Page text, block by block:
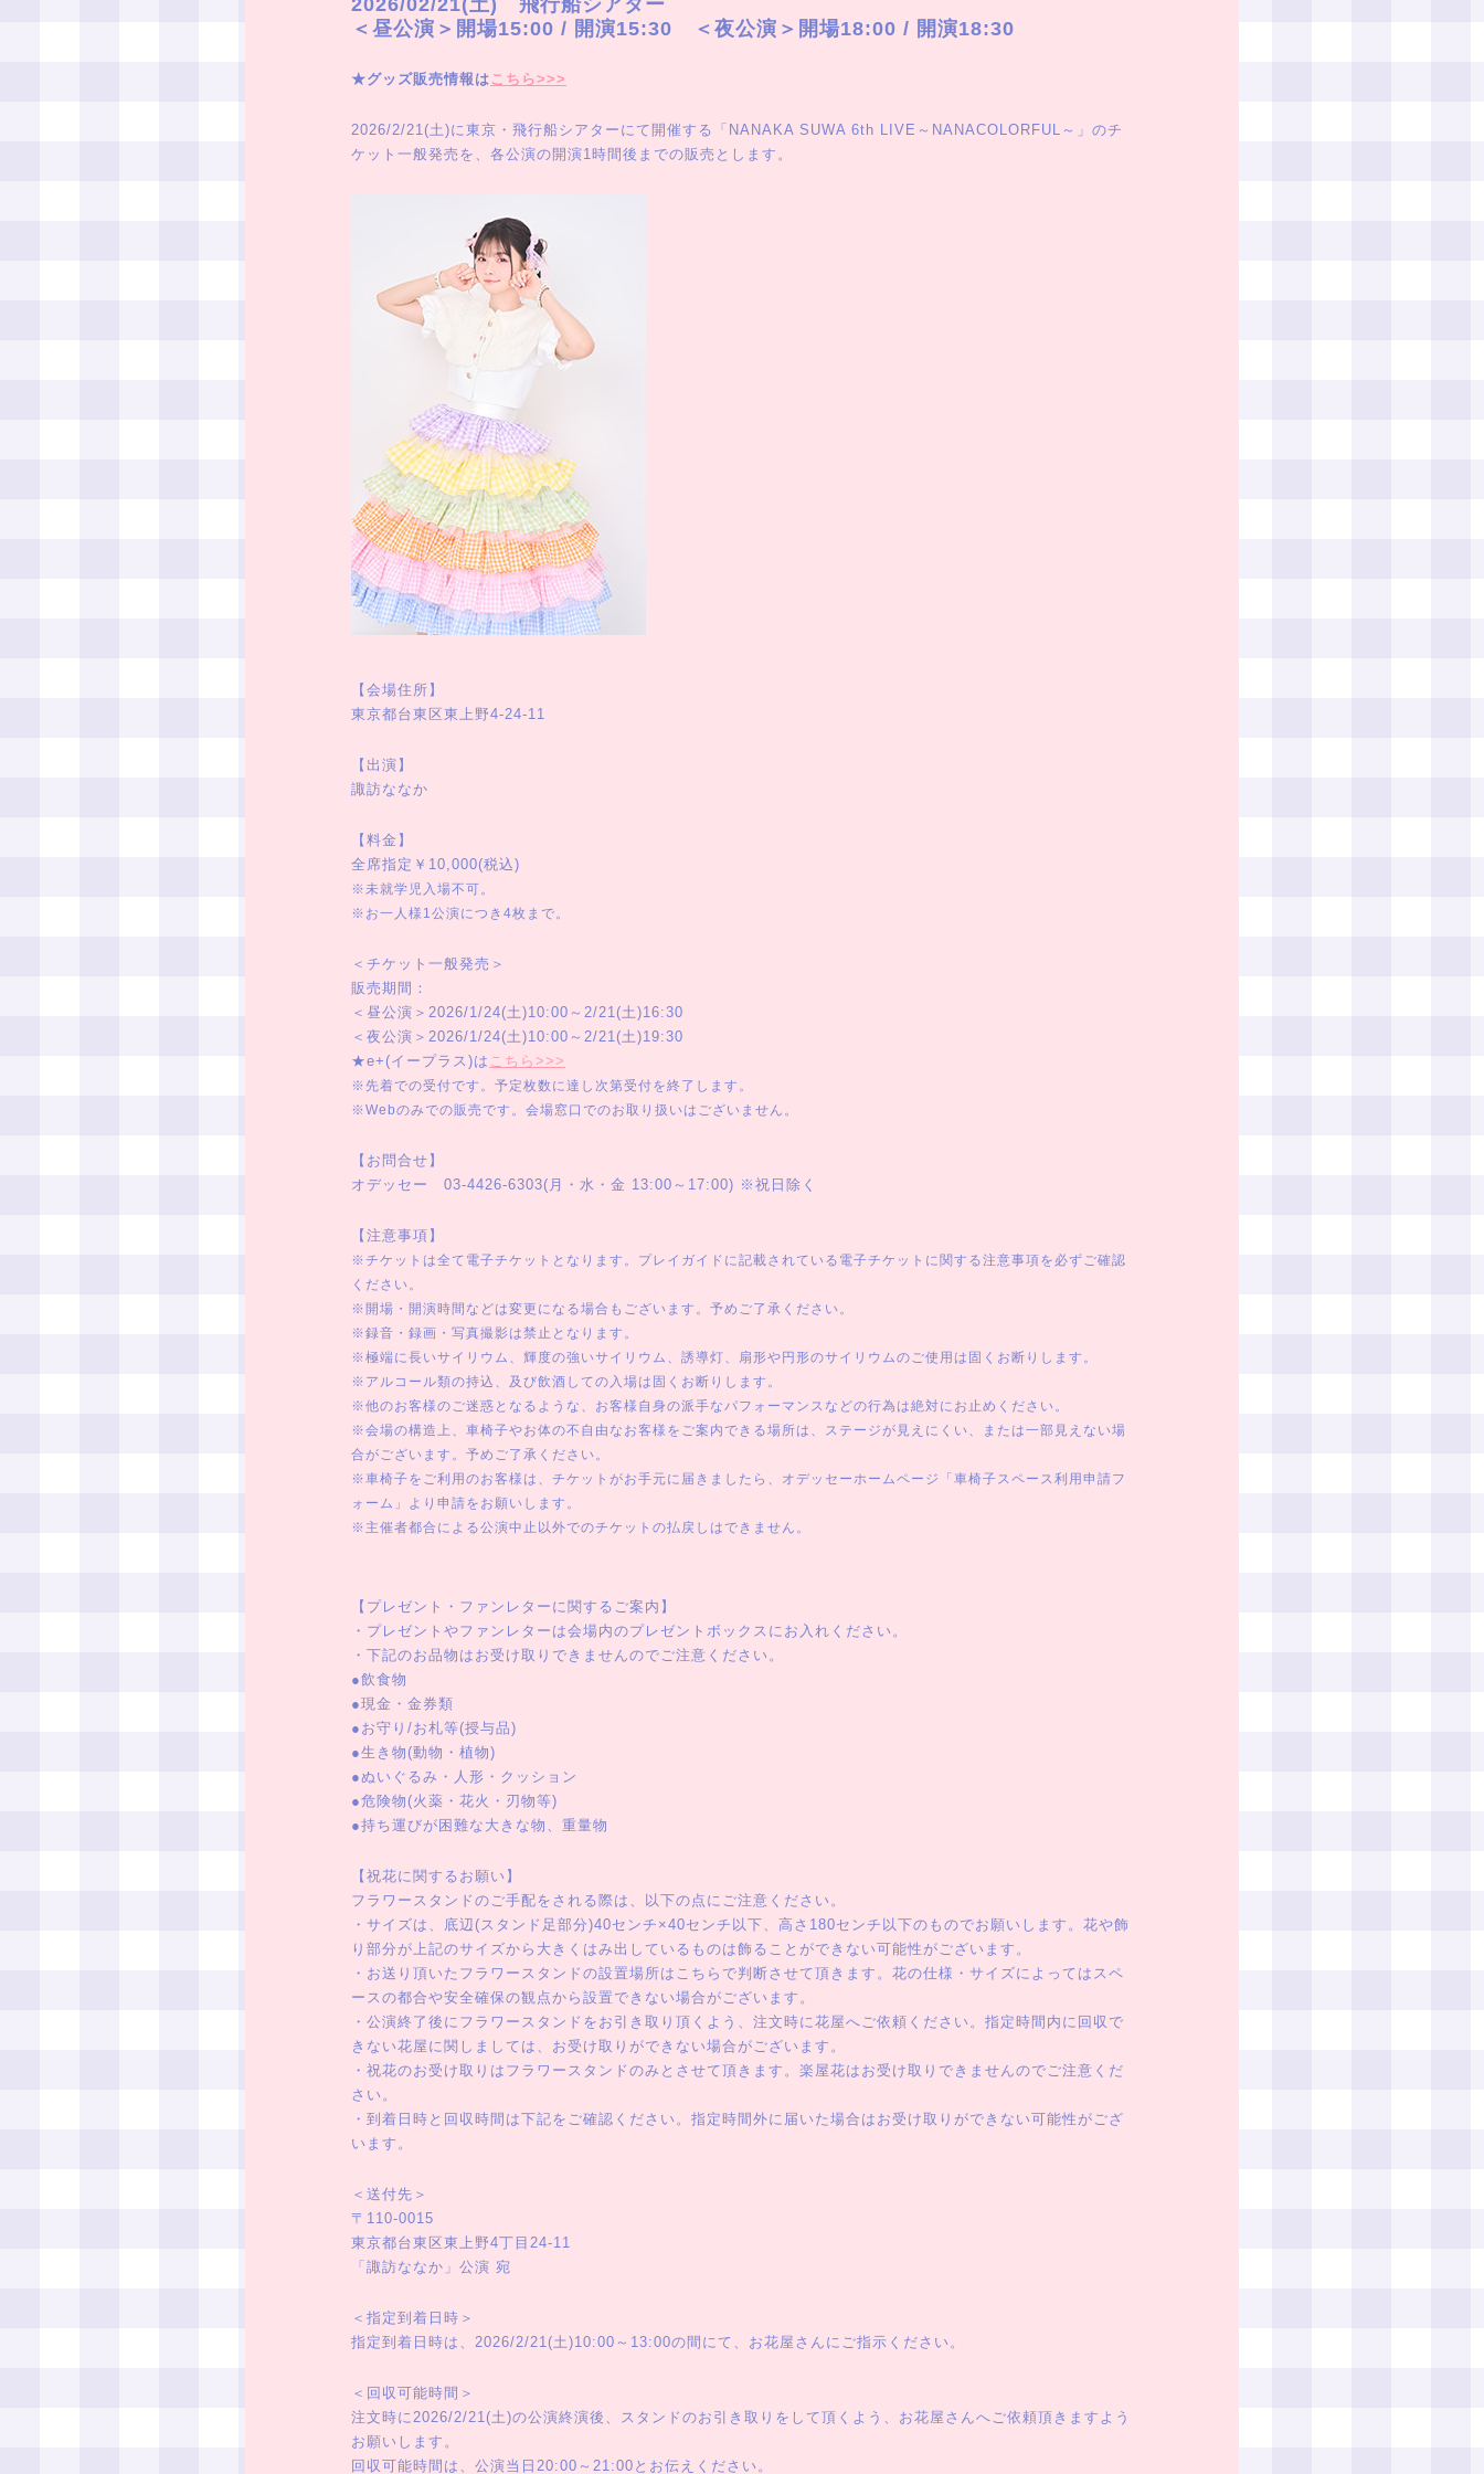
2026/02/21(土) 飛行船シアター
＜昼公演＞開場15:00 / 開演15:30 ＜夜公演＞開場18:00 / 開演18:30
★グッズ販売情報は こちら>>>
2026/2/21(土)に東京・飛行船シアターにて開催する「NANAKA SUWA 6th LIVE～NANACOLORFUL～」のチ
ケット一般発売を、各公演の開演1時間後までの販売とします。
【会場住所】
東京都台東区東上野4-24-11
【出演】
諏訪ななか
【料金】
全席指定￥10,000(税込)
※未就学児入場不可。
※お一人様1公演につき4枚まで。
＜チケット一般発売＞
販売期間：
＜昼公演＞2026/1/24(土)10:00～2/21(土)16:30
＜夜公演＞2026/1/24(土)10:00～2/21(土)19:30
★e+(イープラス)は こちら>>>
※先着での受付です。予定枚数に達し次第受付を終了します。
※Webのみでの販売です。会場窓口でのお取り扱いはございません。
【お問合せ】
オデッセー 03-4426-6303(月・水・金 13:00～17:00) ※祝日除く
【注意事項】
※チケットは全て電子チケットとなります。プレイガイドに記載されている電子チケットに関する注意事項を必ずご確認
ください。
※開場・開演時間などは変更になる場合もございます。予めご了承ください。
※録音・録画・写真撮影は禁止となります。
※極端に長いサイリウム、輝度の強いサイリウム、誘導灯、扇形や円形のサイリウムのご使用は固くお断りします。
※アルコール類の持込、及び飲酒しての入場は固くお断りします。
※他のお客様のご迷惑となるような、お客様自身の派手なパフォーマンスなどの行為は絶対にお止めください。
※会場の構造上、車椅子やお体の不自由なお客様をご案内できる場所は、ステージが見えにくい、または一部見えない場
合がございます。予めご了承ください。
※車椅子をご利用のお客様は、チケットがお手元に届きましたら、オデッセーホームページ「車椅子スペース利用申請フ
ォーム」より申請をお願いします。
※主催者都合による公演中止以外でのチケットの払戻しはできません。
【プレゼント・ファンレターに関するご案内】
・プレゼントやファンレターは会場内のプレゼントボックスにお入れください。
・下記のお品物はお受け取りできませんのでご注意ください。
●飲食物
●現金・金券類
●お守り/お札等(授与品)
●生き物(動物・植物)
●ぬいぐるみ・人形・クッション
●危険物(火薬・花火・刃物等)
●持ち運びが困難な大きな物、重量物
【祝花に関するお願い】
フラワースタンドのご手配をされる際は、以下の点にご注意ください。
・サイズは、底辺(スタンド足部分)40センチ×40センチ以下、高さ180センチ以下のものでお願いします。花や飾
り部分が上記のサイズから大きくはみ出しているものは飾ることができない可能性がございます。
・お送り頂いたフラワースタンドの設置場所はこちらで判断させて頂きます。花の仕様・サイズによってはスペ
ースの都合や安全確保の観点から設置できない場合がございます。
・公演終了後にフラワースタンドをお引き取り頂くよう、注文時に花屋へご依頼ください。指定時間内に回収で
きない花屋に関しましては、お受け取りができない場合がございます。
・祝花のお受け取りはフラワースタンドのみとさせて頂きます。楽屋花はお受け取りできませんのでご注意くだ
さい。
・到着日時と回収時間は下記をご確認ください。指定時間外に届いた場合はお受け取りができない可能性がござ
います。
＜送付先＞
〒110-0015
東京都台東区東上野4丁目24-11
「諏訪ななか」公演 宛
＜指定到着日時＞
指定到着日時は、2026/2/21(土)10:00～13:00の間にて、お花屋さんにご指示ください。
＜回収可能時間＞
注文時に2026/2/21(土)の公演終演後、スタンドのお引き取りをして頂くよう、お花屋さんへご依頼頂きますよう
お願いします。
回収可能時間は、公演当日20:00～21:00とお伝えください。